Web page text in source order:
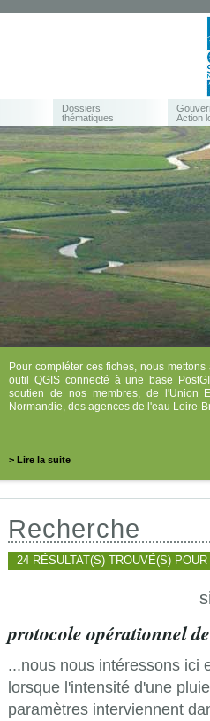
Dossiers
thématiques
Action
Pour compléter ces fiches, nous
outil QGIS connecté à une base
soutien de nos membres, de l'Union
Normandie, des agences de l'eau Loire-
> Lire la suite
Recherche
24 RÉSULTAT(S) TROUVÉ(S)
protocole opérationnel
...nous nous intéressons ici
lorsque l'intensité d'une
paramètres interviennent